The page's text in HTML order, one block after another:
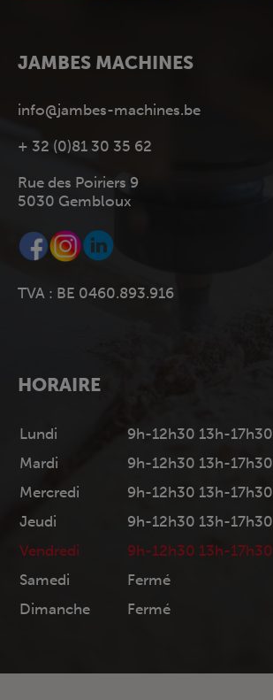
JAMBES MACHINES
info@jambes-machines.be
+ 32 (0)81 30 35 62
Rue des Poiriers 9
5030 Gembloux
TVA : BE 0460.893.916
HORAIRE
Lundi
9h-12h30 13h-17h30
Mardi
9h-12h30 13h-17h30
Mercredi
9h-12h30 13h-17h30
Jeudi
9h-12h30 13h-17h30
Vendredi
9h-12h30 13h-17h30
Samedi
Fermé
Dimanche
Fermé